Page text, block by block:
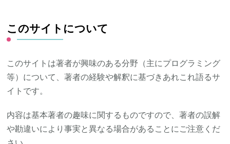
このサイトについて
このサイトは著者が興味のある分野（主にプログラミング
等）について、著者の経験や解釈に基づきあれこれ語るサ
イトです。
内容は基本著者の趣味に関するものですので、著者の誤解
や勘違いにより事実と異なる場合があることにご注意くだ